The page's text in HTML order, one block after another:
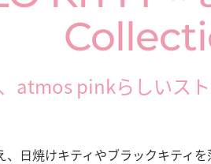
atmos pinkらしいス
日焼けキティやブラックキティ